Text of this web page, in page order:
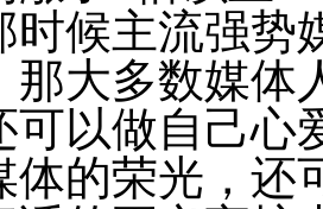
时候主流强势
那大多数媒体
可以做自己心
体的荣光，还